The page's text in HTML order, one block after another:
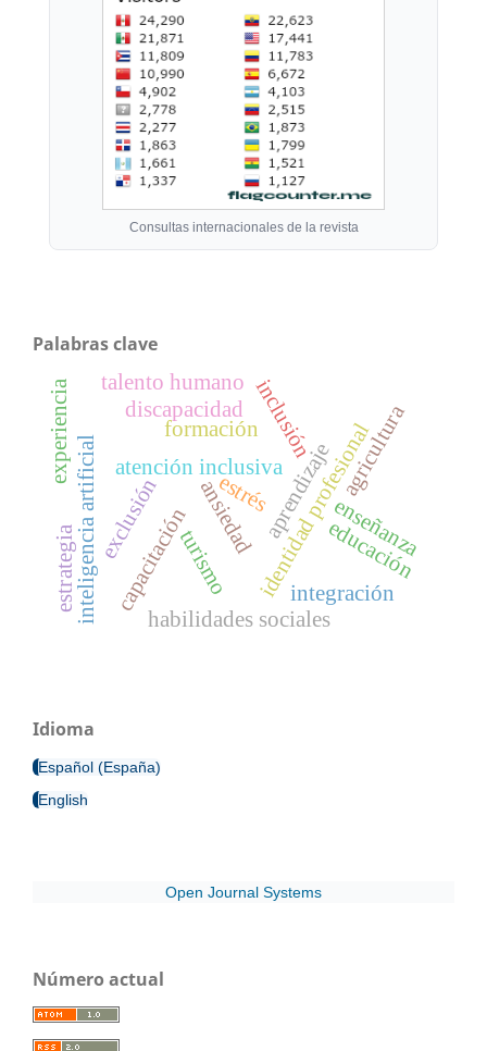
Consultas internacionales de la revista
Palabras clave
formación
atención inclusivaidentidad profesionalenseñanza
aprendizaje
inclusión
exclusión
discapacidad
capacitación
inteligencia artificial estrés
ansiedad
agricultura
turismo
habilidades sociales
educación
integración
talento humano
estrategia
experiencia
Idioma
Español (España)
English
Open Journal Systems
Número actual